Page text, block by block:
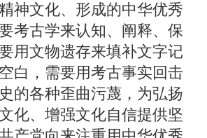
神文化、形成的中华优秀
考古学来认知、阐释、保
用文物遗存来填补文字记
白，需要用考古事实回击
的各种歪曲污蔑，为弘扬
化、增强文化自信提供坚